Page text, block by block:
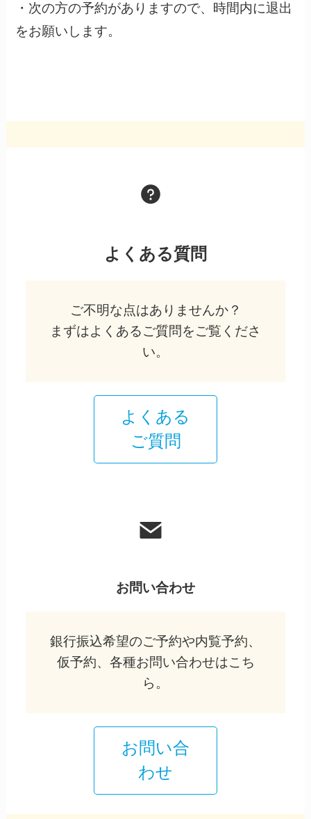
・次の方の予約がありますので、時間内に退出
をお願いします。
よくある質問
ご不明な点はありませんか？
まずはよくあるご質問をご覧くださ
い。
よくある
ご質問
お問い合わせ
銀行振込希望のご予約や内覧予約、
仮予約、各種お問い合わせはこち
ら。
お問い合
わせ